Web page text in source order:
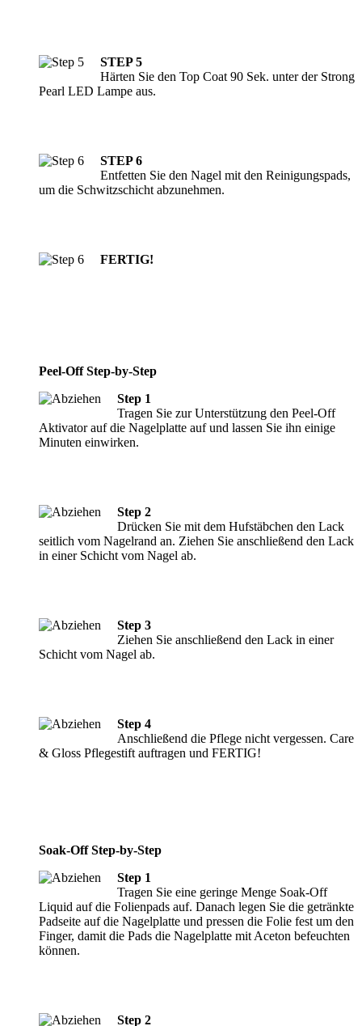
STEP 5
Härten Sie den Top Coat 90 Sek. unter der Strong
Pearl LED Lampe aus.
STEP 6
Entfetten Sie den Nagel mit den Reinigungspads,
um die Schwitzschicht abzunehmen.
FERTIG!
Peel-Off Step-by-Step
Step 1
Tragen Sie zur Unterstützung den Peel-Off
Aktivator auf die Nagelplatte auf und lassen Sie ihn einige
Minuten einwirken.
Step 2
Drücken Sie mit dem Hufstäbchen den Lack
seitlich vom Nagelrand an. Ziehen Sie anschließend den Lack
in einer Schicht vom Nagel ab.
Step 3
Ziehen Sie anschließend den Lack in einer
Schicht vom Nagel ab.
Step 4
Anschließend die Pflege nicht vergessen. Care
& Gloss Pflegestift auftragen und FERTIG!
Soak-Off Step-by-Step
Step 1
Tragen Sie eine geringe Menge Soak-Off
Liquid auf die Folienpads auf. Danach legen Sie die getränkte
Padseite auf die Nagelplatte und pressen die Folie fest um den
Finger, damit die Pads die Nagelplatte mit Aceton befeuchten
können.
Step 2